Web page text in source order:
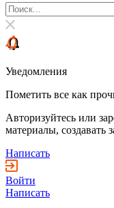
Уведомления
Пометить все как
Авторизуйтесь или
материалы, создавать
Написать
Войти
Написать